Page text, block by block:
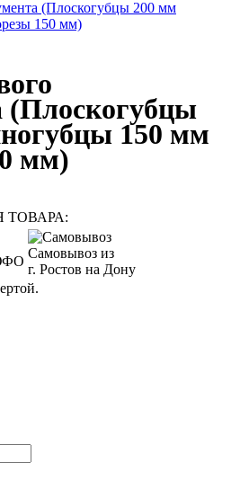
(Плоскогубцы
150 мм
мм)
ТОВАРА:
Самовывоз из
г. Ростов на Дону